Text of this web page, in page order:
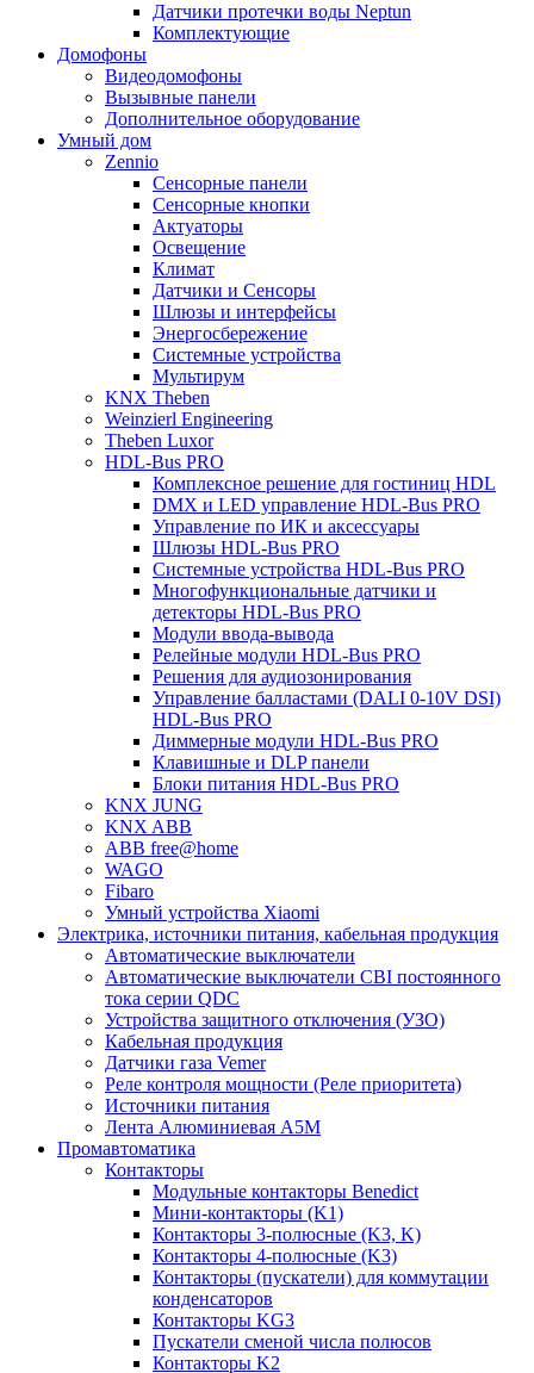
Датчики протечки воды Neptun
Комплектующие
Домофоны
Видеодомофоны
Вызывные панели
Дополнительное оборудование
Умный дом
Zennio
Сенсорные панели
Сенсорные кнопки
Актуаторы
Освещение
Климат
Датчики и Сенсоры
Шлюзы и интерфейсы
Энергосбережение
Системные устройства
Мультирум
KNX Theben
Weinzierl Engineering
Theben Luxor
HDL-Bus PRO
Комплексное решение для гостиниц HDL
DMX и LED управление HDL-Bus PRO
Управление по ИК и аксессуары
Шлюзы HDL-Bus PRO
Системные устройства HDL-Bus PRO
Многофункциональные датчики и
детекторы HDL-Bus PRO
Модули ввода-вывода
Релейные модули HDL-Bus PRO
Решения для аудиозонирования
Управление балластами (DALI 0-10V DSI)
HDL-Bus PRO
Диммерные модули HDL-Bus PRO
Клавишные и DLP панели
Блоки питания HDL-Bus PRO
KNX JUNG
KNX ABB
ABB free@home
WAGO
Fibaro
Умный устройства Xiaomi
Электрика, источники питания, кабельная продукция
Автоматические выключатели
Автоматические выключатели CBI постоянного
тока серии QDC
Устройства защитного отключения (УЗО)
Кабельная продукция
Датчики газа Vemer
Реле контроля мощности (Реле приоритета)
Источники питания
Лента Алюминиевая А5М
Промавтоматика
Контакторы
Модульные контакторы Benedict
Мини-контакторы (K1)
Контакторы 3-полюсные (K3, K)
Контакторы 4-полюсные (K3)
Контакторы (пускатели) для коммутации
конденсаторов
Контакторы KG3
Пускатели сменой числа полюсов
Контакторы K2